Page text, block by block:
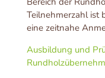
Teilnehmerzahl ist
eine zeitnahe
Ausbildung und